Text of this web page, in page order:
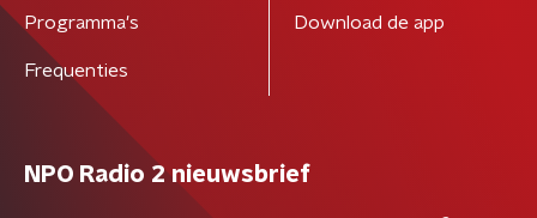
Programma's
Frequenties
Download de app
NPO Radio 2 nieuwsbrief